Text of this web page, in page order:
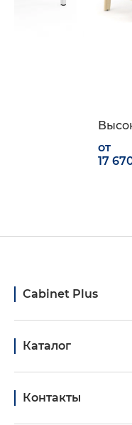
от
17
Cabinet Plus
Каталог
Контакты